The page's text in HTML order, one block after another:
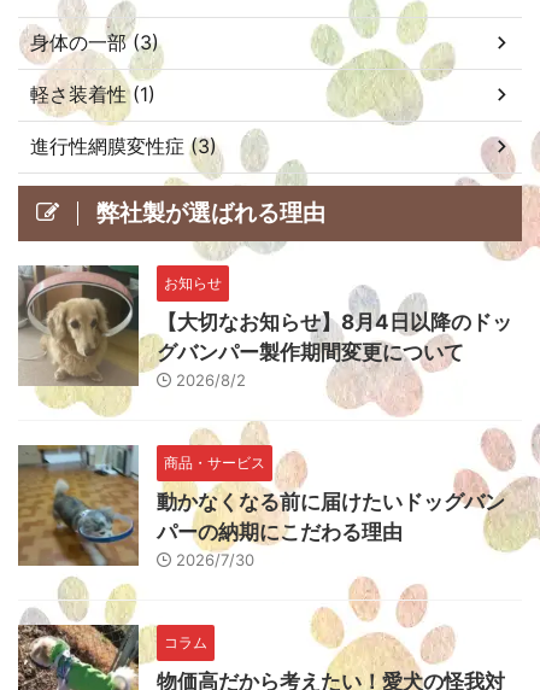
身体の一部 (3)
軽さ装着性 (1)
進行性網膜変性症 (3)
弊社製が選ばれる理由
お知らせ
【大切なお知らせ】8月4日以降のドッ
グバンパー製作期間変更について
2026/8/2
商品・サービス
動かなくなる前に届けたいドッグバン
パーの納期にこだわる理由
2026/7/30
コラム
物価高だから考えたい！愛犬の怪我対